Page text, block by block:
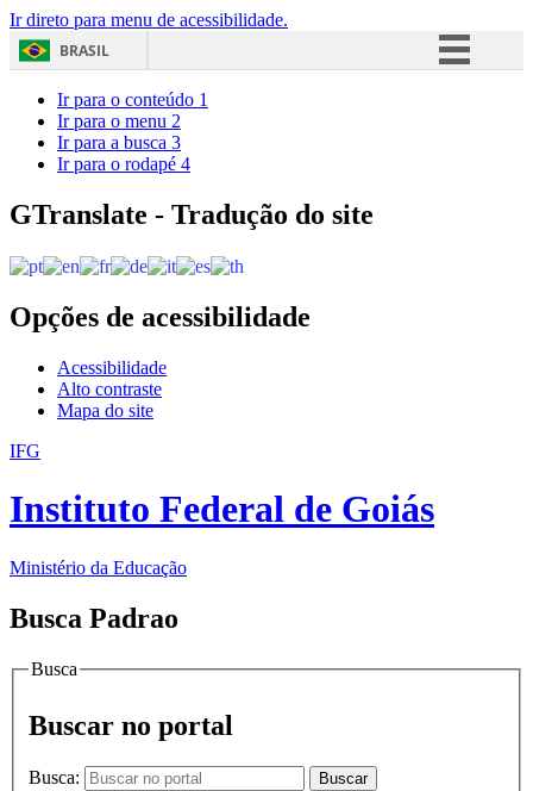
Ir direto para menu de acessibilidade.
BRASIL
Acesso à informação
Ir para o conteúdo 1
Ir para o menu 2
Ir para a busca 3
Ir para o rodapé 4
GTranslate - Tradução do site
Opções de acessibilidade
Acessibilidade
Alto contraste
Mapa do site
IFG
Instituto Federal de Goiás
Ministério da Educação
Busca Padrao
Busca
Buscar no portal
Busca: Buscar